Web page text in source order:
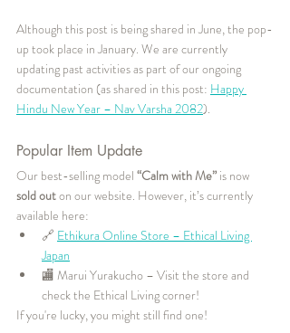
Although this post is being shared in June, the pop-
up took place in January. We are currently
updating past activities as part of our ongoing
documentation (as shared in this post: Happy
Hindu New Year – Nav Varsha 2082).
Popular Item Update
Our best-selling model “Calm with Me” is now
sold out on our website. However, it’s currently
available here:
🔗 Ethikura Online Store – Ethical Living
Japan
🏬 Marui Yurakucho – Visit the store and
check the Ethical Living corner!
If you're lucky, you might still find one!